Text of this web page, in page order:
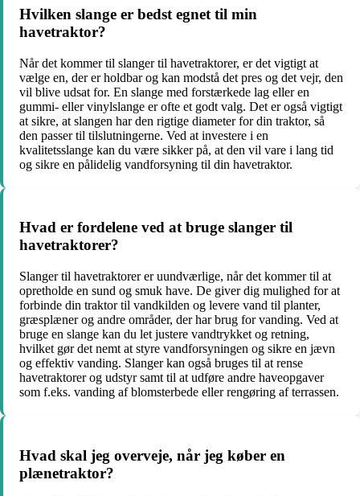
Hvilken slange er bedst egnet til min
havetraktor?
Når det kommer til slanger til havetraktorer, er det vigtigt at
vælge en, der er holdbar og kan modstå det pres og det vejr, den
vil blive udsat for. En slange med forstærkede lag eller en
gummi- eller vinylslange er ofte et godt valg. Det er også vigtigt
at sikre, at slangen har den rigtige diameter for din traktor, så
den passer til tilslutningerne. Ved at investere i en
kvalitetsslange kan du være sikker på, at den vil vare i lang tid
og sikre en pålidelig vandforsyning til din havetraktor.
Hvad er fordelene ved at bruge slanger til
havetraktorer?
Slanger til havetraktorer er uundværlige, når det kommer til at
opretholde en sund og smuk have. De giver dig mulighed for at
forbinde din traktor til vandkilden og levere vand til planter,
græsplæner og andre områder, der har brug for vanding. Ved at
bruge en slange kan du let justere vandtrykket og retning,
hvilket gør det nemt at styre vandforsyningen og sikre en jævn
og effektiv vanding. Slanger kan også bruges til at rense
havetraktorer og udstyr samt til at udføre andre haveopgaver
som f.eks. vanding af blomsterbede eller rengøring af terrassen.
Hvad skal jeg overveje, når jeg køber en
plænetraktor?